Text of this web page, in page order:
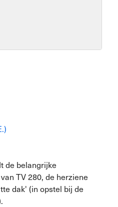
de belangrijke
TV 280, de herziene
dak' (in opstel bij de